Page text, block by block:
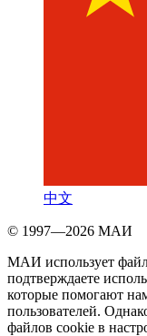
中文
© 1997—2026 МАИ
МАИ использует
подтверждаете
которые помогают
пользователей.
файлов cookie в